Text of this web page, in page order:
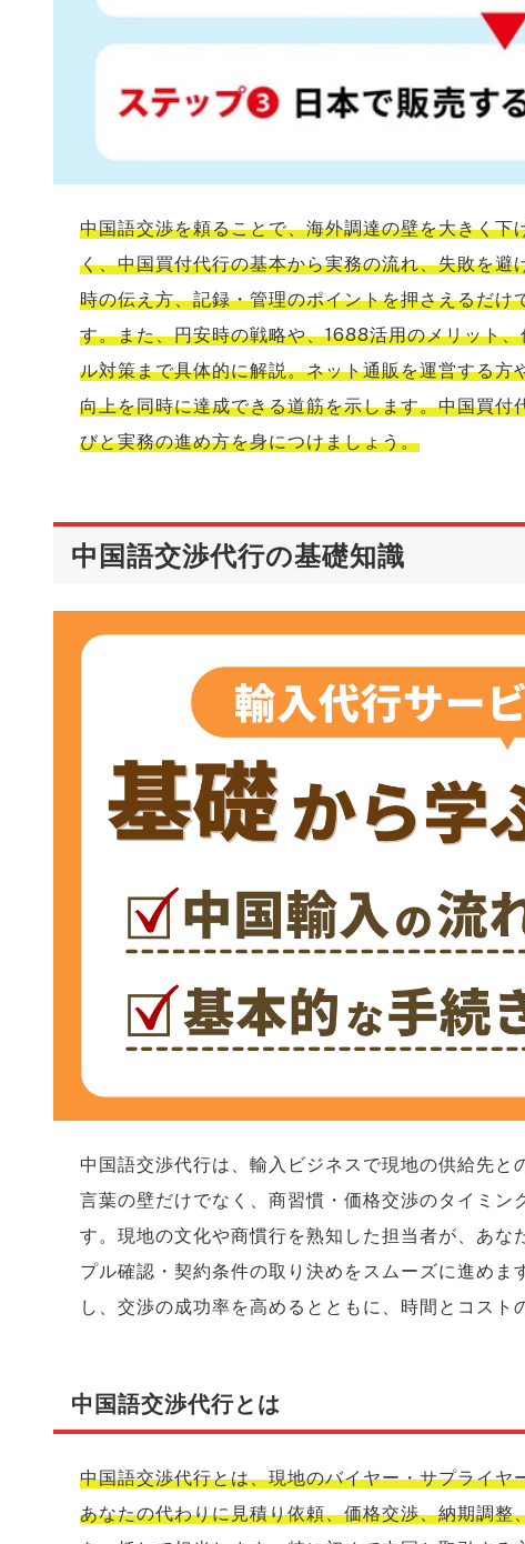
中国語交渉を頼ることで、海外調達の壁を大きく
く、中国買付代行の基本から実務の流れ、失敗を
時の伝え方、記録・管理のポイントを押さえるだ
す。また、円安時の戦略や、1688活用のメリット
ル対策まで具体的に解説。ネット通販を運営する
向上を同時に達成できる道筋を示します。中国買
びと実務の進め方を身につけましょう。
中国語交渉代行の基礎知識
中国語交渉代行は、輸入ビジネスで現地の供給先と
言葉の壁だけでなく、商習慣・価格交渉のタイミン
す。現地の文化や商慣行を熟知した担当者が、あ
プル確認・契約条件の取り決めをスムーズに進め
し、交渉の成功率を高めるとともに、時間とコスト
中国語交渉代行とは
中国語交渉代行とは、現地のバイヤー・サプライ
あなたの代わりに見積り依頼、価格交渉、納期調